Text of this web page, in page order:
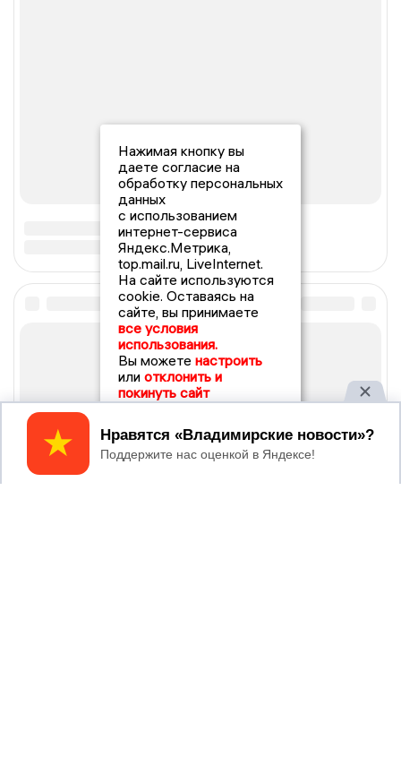
Нажимая кнопку вы
даете согласие на
обработку персональных
данных
с использованием
интернет-сервиса
Яндекс.Метрика,
top.mail.ru, LiveInternet.
На сайте используются
cookie. Оставаясь на
сайте, вы принимаете
все условия
использования.
Вы можете настроить
или отклонить и
покинуть сайт
Принять